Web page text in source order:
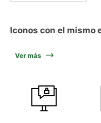
Iconos con el mismo
Ver más